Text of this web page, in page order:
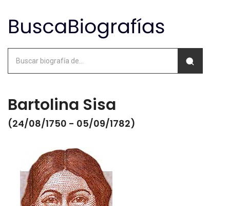
Bartolina Sisa
(24/08/1750 - 05/09/1782)